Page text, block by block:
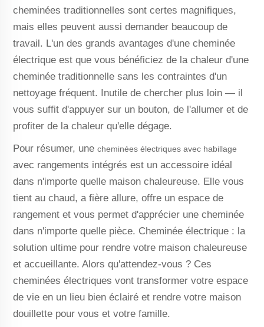
cheminées traditionnelles sont certes magnifiques,
mais elles peuvent aussi demander beaucoup de
travail. L'un des grands avantages d'une cheminée
électrique est que vous bénéficiez de la chaleur d'une
cheminée traditionnelle sans les contraintes d'un
nettoyage fréquent. Inutile de chercher plus loin — il
vous suffit d'appuyer sur un bouton, de l'allumer et de
profiter de la chaleur qu'elle dégage.
Pour résumer, une cheminées électriques avec habillage
avec rangements intégrés est un accessoire idéal
dans n'importe quelle maison chaleureuse. Elle vous
tient au chaud, a fière allure, offre un espace de
rangement et vous permet d'apprécier une cheminée
dans n'importe quelle pièce. Cheminée électrique : la
solution ultime pour rendre votre maison chaleureuse
et accueillante. Alors qu'attendez-vous ? Ces
cheminées électriques vont transformer votre espace
de vie en un lieu bien éclairé et rendre votre maison
douillette pour vous et votre famille.